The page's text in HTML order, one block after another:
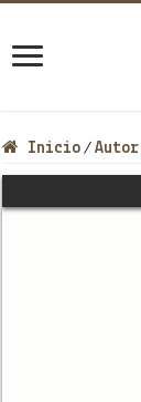
Inicio / Autor